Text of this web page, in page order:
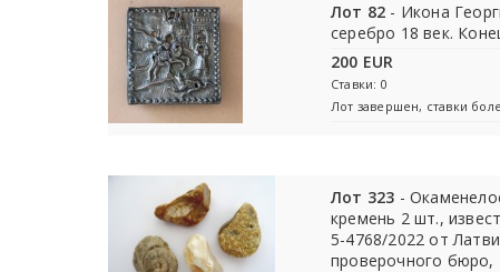
Лот 82 - Икона
серебро 18 век.
200 EUR
Ставки: 0
Лот завершен, ставки
Лот 323 -
кремень 2 шт.,
5-4768/2022 от
проверочного бюро,